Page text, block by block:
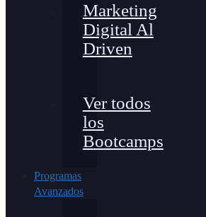
Marketing
Digital Al
Driven
Ver todos
los
Bootcamps
Programas
Avanzados